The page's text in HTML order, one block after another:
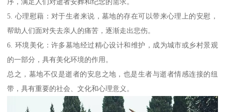
序，满足人们对逝者安葬和纪念的需求。
5. 心理慰藉：对于生者来说，墓地的存在可以带来心理上的安慰，
帮助人们面对失去亲人的痛苦，逐渐走出悲伤。
6. 环境美化：许多墓地经过精心设计和维护，成为城市或乡村景观
的一部分，具有美化环境的作用。
总之，墓地不仅是逝者的安息之地，也是生者与逝者情感连接的纽
带，具有重要的社会、文化和心理意义。